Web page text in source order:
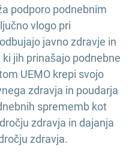
podporo podnebnim
vlogo pri
javno zdravje in
jih prinašajo podnebne
UEMO krepi svojo
zdravja in poudarja
sprememb kot
zdravja in dajanja
zdravja.